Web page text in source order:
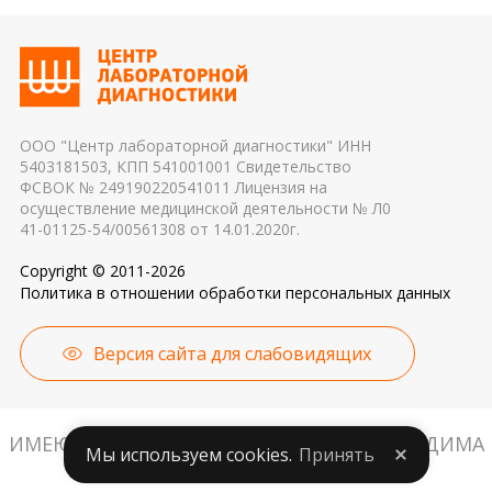
применяемые реагенты также могут стать
причиной погрешности в результатах
ООО "Центр лабораторной диагностики" ИНН
5403181503, КПП 541001001 Свидетельство
ФСВОК № 249190220541011 Лицензия на
осуществление медицинской деятельности № Л0
41-01125-54/00561308 от 14.01.2020г.
Copyright © 2011-2026
Политика в отношении обработки персональных данных
Версия сайта для слабовидящих
ИМЕЮТСЯ ПРОТИВОПОКАЗАНИЯ. НЕОБХОДИМА
КОНСУЛЬТАЦИЯ СПЕЦИАЛИСТА.
Мы используем cookies. Принять